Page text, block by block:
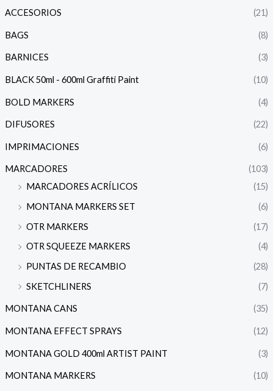
ACCESORIOS (21)
BAGS (8)
BARNICES (3)
BLACK 50ml - 600ml Graffiti Paint (10)
BOLD MARKERS (4)
DIFUSORES (22)
IMPRIMACIONES (6)
MARCADORES
(103)
MARCADORES ACRÍLICOS
(15)
MONTANA MARKERS SET
(6)
OTR MARKERS
(17)
OTR SQUEEZE MARKERS
(4)
PUNTAS DE RECAMBIO
(28)
SKETCHLINERS
(7)
MONTANA CANS (35)
MONTANA EFFECT SPRAYS (12)
MONTANA GOLD 400ml ARTIST PAINT (3)
MONTANA MARKERS (10)